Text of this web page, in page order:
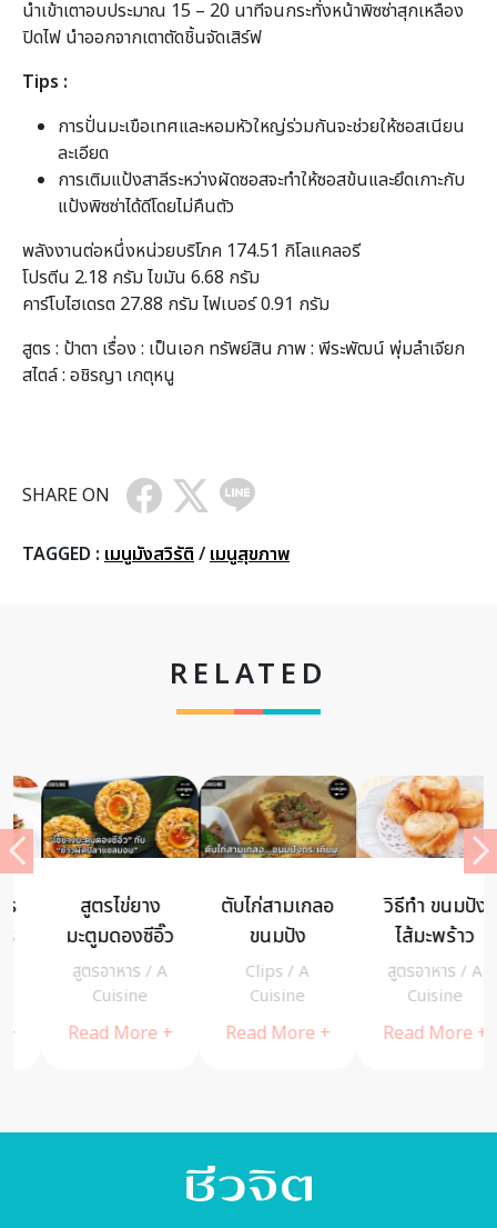
นำเข้าเตาอบประมาณ 15 – 20 นาทีจนกระทั่งหน้าพิซซ่าสุกเหลือง
ปิดไฟ นำออกจากเตาตัดชิ้นจัดเสิร์ฟ
Tips :
การปั่นมะเขือเทศและหอมหัวใหญ่ร่วมกันจะช่วยให้ซอสเนียน
ละเอียด
การเติมแป้งสาลีระหว่างผัดซอสจะทำให้ซอสข้นและยึดเกาะกับ
แป้งพิซซ่าได้ดีโดยไม่คืนตัว
พลังงานต่อหนึ่งหน่วยบริโภค 174.51 กิโลแคลอรี
โปรตีน 2.18 กรัม ไขมัน 6.68 กรัม
คาร์โบไฮเดรต 27.88 กรัม ไฟเบอร์ 0.91 กรัม
สูตร : ป้าตา เรื่อง : เป็นเอก ทรัพย์สิน ภาพ : พีระพัฒน์ พุ่มลำเจียก
สไตล์ : อชิรญา เกตุหนู
SHARE ON
TAGGED : เมนูมังสวิรัติ / เมนูสุขภาพ
RELATED
สูตรไข่ยาง
มะตูมดองซีอิ๊ว
กับ ข้าวผัดปลา
แซลมอน เมนู
ง่ายๆ สไตล์
สูตรอาหาร/A
Cuisine
Read More +
ตับไก่สามเกลอ
ขนมปัง
กระเทียม เมนู
สองสัญชาติที่
เข้ากันอย่าง
Clips/A
Cuisine
Read More +
วิธีทำ ขนมปัง
ไส้มะพร้าว
เนื้อมะพร้าว
เน้นๆ อร่อย
หวานมัน – A
สูตรอาหาร/A
Cuisine
Read More +